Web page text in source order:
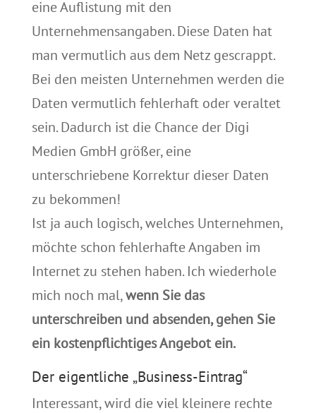
eine Auflistung mit den
Unternehmensangaben. Diese Daten hat
man vermutlich aus dem Netz gescrappt.
Bei den meisten Unternehmen werden die
Daten vermutlich fehlerhaft oder veraltet
sein. Dadurch ist die Chance der Digi
Medien GmbH größer, eine
unterschriebene Korrektur dieser Daten
zu bekommen!
Ist ja auch logisch, welches Unternehmen,
möchte schon fehlerhafte Angaben im
Internet zu stehen haben. Ich wiederhole
mich noch mal,wenn Sie das
unterschreiben und absenden, gehen Sie
ein kostenpflichtiges Angebot ein.
Der eigentliche „Business-Eintrag“
Interessant, wird die viel kleinere rechte